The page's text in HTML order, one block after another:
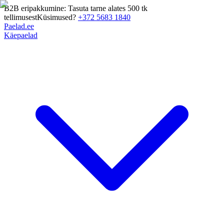
B2B eripakkumine: Tasuta tarne alates 500 tk
tellimusestKüsimused? +372 5683 1840
Paelad.ee
Käepaelad